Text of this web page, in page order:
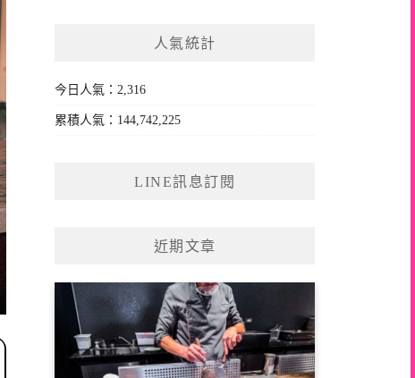
人氣統計
今日人氣：2,316
累積人氣：144,742,225
LINE訊息訂閱
近期文章